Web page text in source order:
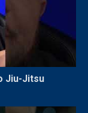
Jiu-Jitsu